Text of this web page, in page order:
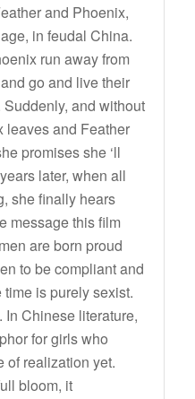
and Phoenix,
in feudal China.
run away from
go and live their
and without
leaves and Feather
promises she ‘ll
later, when all
she finally hears
message this film
are born proud
to be compliant and
is purely sexist.
Chinese literature,
for girls who
of realization yet.
bloom, it